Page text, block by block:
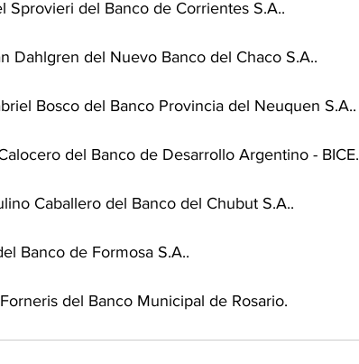
Sprovieri del Banco de Corrientes S.A..
Dahlgren del Nuevo Banco del Chaco S.A..
Bosco del Banco Provincia del Neuquen S.A..
del Banco de Desarrollo Argentino - BICE.
Caballero del Banco del Chubut S.A..
Banco de Formosa S.A..
del Banco Municipal de Rosario.